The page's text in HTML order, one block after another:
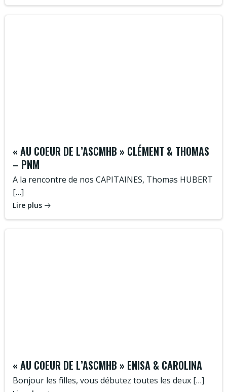
« AU COEUR DE L’ASCMHB » CLÉMENT & THOMAS
– PNM
A la rencontre de nos CAPITAINES, Thomas HUBERT
[…]
Lire plus
« AU COEUR DE L’ASCMHB » ENISA & CAROLINA
Bonjour les filles, vous débutez toutes les deux […]